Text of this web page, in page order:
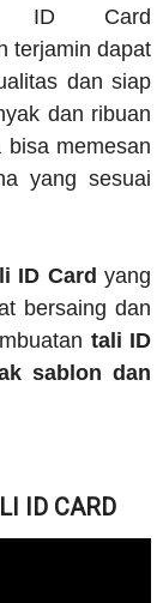
ID Card
terjamin dapat
dan siap
dan ribuan
memesan
yang sesuai
ID Card yang
bersaing dan
tali ID
sablon dan
ID CARD